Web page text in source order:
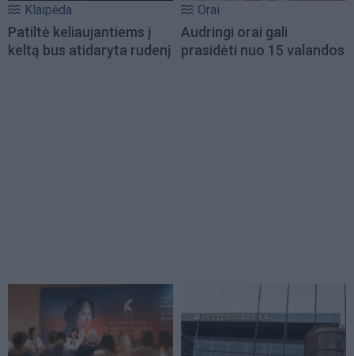
Klaipėda
Patiltė keliaujantiems į
keltą bus atidaryta rudenį
Orai
Audringi orai gali
prasidėti nuo 15 valandos